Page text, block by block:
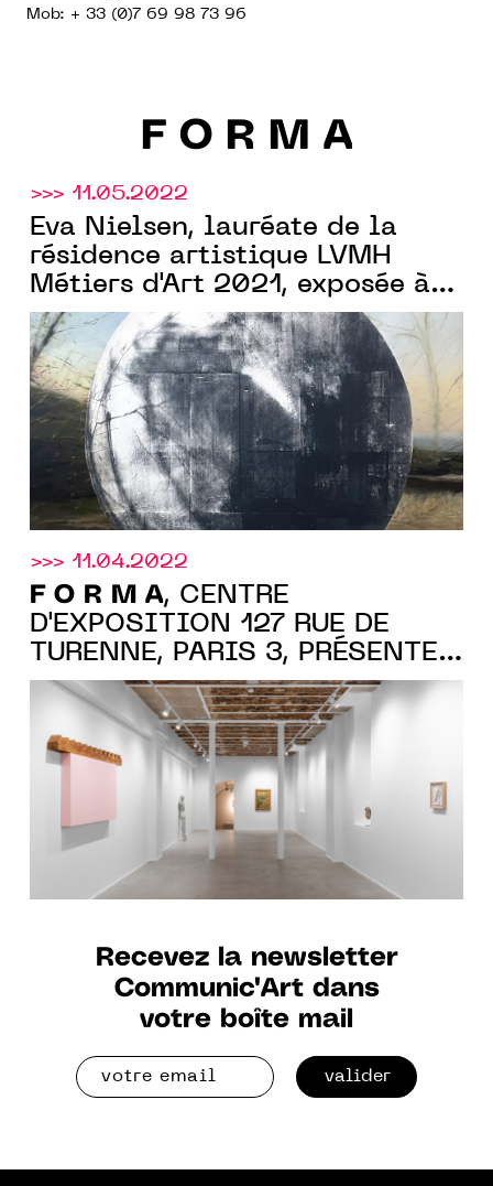
Mob: + 33 (0)7 69 98 73 96
F O R M A
>>> 11.05.2022
Eva Nielsen, lauréate de la
résidence artistique LVMH
Métiers d'Art 2021, exposée àF
O R M A
, du 12 au 26 mai 2022
>>> 11.04.2022
F O R M A, CENTRE
D'EXPOSITION 127 RUE DE
TURENNE, PARIS 3, PRÉSENTE
SON EXPOSITION INAUGURALE
"LE BONHEUR DE VIVRE"
JUSQU'AU 6 MAI 2022
Recevez la newsletter
Communic'Art dans
votre boîte mail
valider